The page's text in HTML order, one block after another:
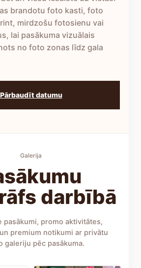
brandotu foto kasti, foto
mirdzošu fotosienu vai
lai pasākuma vizuālais
no foto zonas līdz gala
Pārbaudīt datumu
Galerija
darbībā
pasākumi, promo aktivitātes,
premium notikumi ar privātu
galeriju pēc pasākuma.